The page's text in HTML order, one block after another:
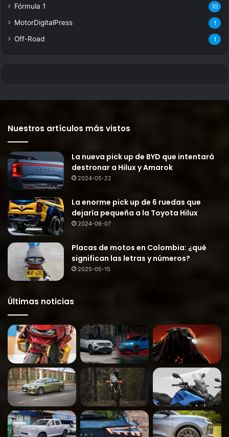
Fórmula 1 10
MotorDigitalPress 1
Off-Road 1
Nuestros artículos más vistos
La nueva pick up de BYD que intentará
destronar a Hilux y Amarok
2024-05-22
La enorme pick up de 6 ruedas que
dejaría pequeña a la Toyota Hilux
2024-06-07
Placas de motos en Colombia: ¿qué
significan las letras y números?
2025-05-15
Últimas noticias